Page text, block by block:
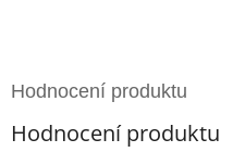
Hodnocení produktu